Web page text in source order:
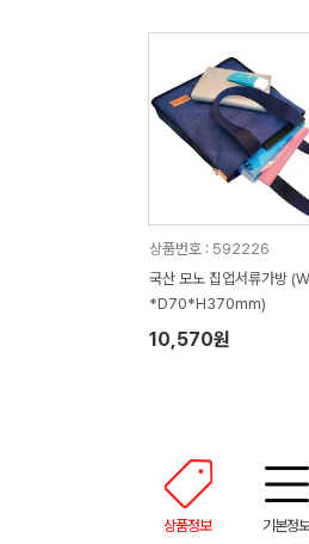
상품번호 : 592226
국산 모노 집업서류가방
*D70*H370mm)
10,570원
상품정보 기본정보